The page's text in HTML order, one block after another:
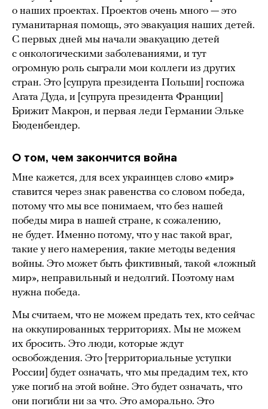
о наших проектах. Проектов очень много — это
гуманитарная помощь, это эвакуация наших детей.
С первых дней мы начали эвакуацию детей
с онкологическими заболеваниями, и тут
огромную роль сыграли мои коллеги из других
стран. Это [супруга президента Польши] госпожа
Агата Дуда, и [супруга президента Франции]
Брижит Макрон, и первая леди Германии Эльке
Бюденбендер.
О том, чем закончится война
Мне кажется, для всех украинцев слово «мир»
ставится через знак равенства со словом победа,
потому что мы все понимаем, что без нашей
победы мира в нашей стране, к сожалению,
не будет. Именно потому, что у нас такой враг,
такие у него намерения, такие методы ведения
войны. Это может быть фиктивный, такой «ложный
мир», неправильный и недолгий. Поэтому нам
нужна победа.
Мы считаем, что не можем предать тех, кто сейчас
на оккупированных территориях. Мы не можем
их бросить. Это люди, которые ждут
освобождения. Это [территориальные уступки
России] будет означать, что мы предадим тех, кто
уже погиб на этой войне. Это будет означать, что
они погибли ни за что. Это аморально. Это